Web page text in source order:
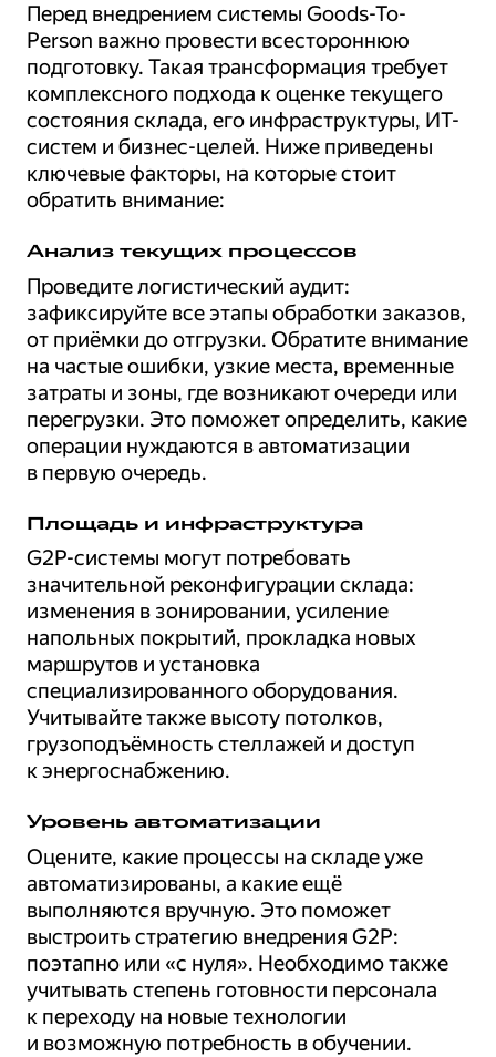
Перед внедрением системы Goods-To-
Person важно провести всестороннюю
подготовку. Такая трансформация требует
комплексного подхода к оценке текущего
состояния склада, его инфраструктуры, ИТ-
систем и бизнес-целей. Ниже приведены
ключевые факторы, на которые стоит
обратить внимание:
Анализ текущих процессов
Проведите логистический аудит:
зафиксируйте все этапы обработки заказов,
от приёмки до отгрузки. Обратите внимание
на частые ошибки, узкие места, временные
затраты и зоны, где возникают очереди или
перегрузки. Это поможет определить, какие
операции нуждаются в автоматизации
в первую очередь.
Площадь и инфраструктура
G2P-системы могут потребовать
значительной реконфигурации склада:
изменения в зонировании, усиление
напольных покрытий, прокладка новых
маршрутов и установка
специализированного оборудования.
Учитывайте также высоту потолков,
грузоподъёмность стеллажей и доступ
к энергоснабжению.
Уровень автоматизации
Оцените, какие процессы на складе уже
автоматизированы, а какие ещё
выполняются вручную. Это поможет
выстроить стратегию внедрения G2P:
поэтапно или «с нуля». Необходимо также
учитывать степень готовности персонала
к переходу на новые технологии
и возможную потребность в обучении.